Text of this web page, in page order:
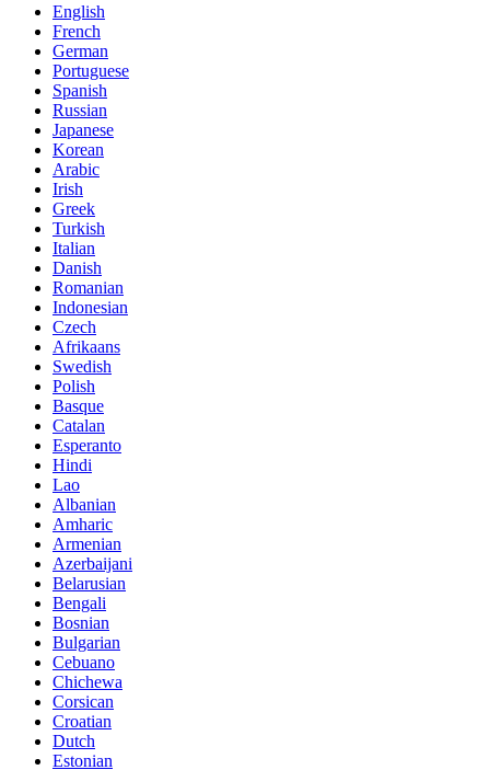
English
French
German
Portuguese
Spanish
Russian
Japanese
Korean
Arabic
Irish
Greek
Turkish
Italian
Danish
Romanian
Indonesian
Czech
Afrikaans
Swedish
Polish
Basque
Catalan
Esperanto
Hindi
Lao
Albanian
Amharic
Armenian
Azerbaijani
Belarusian
Bengali
Bosnian
Bulgarian
Cebuano
Chichewa
Corsican
Croatian
Dutch
Estonian